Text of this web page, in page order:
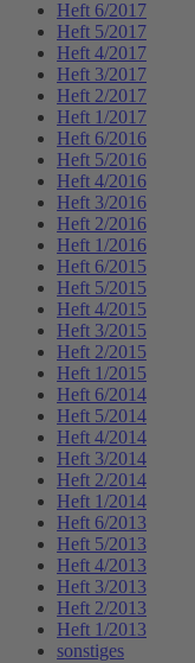
Heft 6/2017
Heft 5/2017
Heft 4/2017
Heft 3/2017
Heft 2/2017
Heft 1/2017
Heft 6/2016
Heft 5/2016
Heft 4/2016
Heft 3/2016
Heft 2/2016
Heft 1/2016
Heft 6/2015
Heft 5/2015
Heft 4/2015
Heft 3/2015
Heft 2/2015
Heft 1/2015
Heft 6/2014
Heft 5/2014
Heft 4/2014
Heft 3/2014
Heft 2/2014
Heft 1/2014
Heft 6/2013
Heft 5/2013
Heft 4/2013
Heft 3/2013
Heft 2/2013
Heft 1/2013
sonstiges